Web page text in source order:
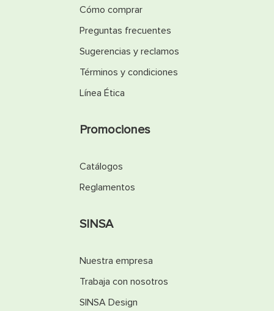
Cómo comprar
Preguntas frecuentes
Sugerencias y reclamos
Términos y condiciones
Línea Ética
Promociones
Catálogos
Reglamentos
SINSA
Nuestra empresa
Trabaja con nosotros
SINSA Design